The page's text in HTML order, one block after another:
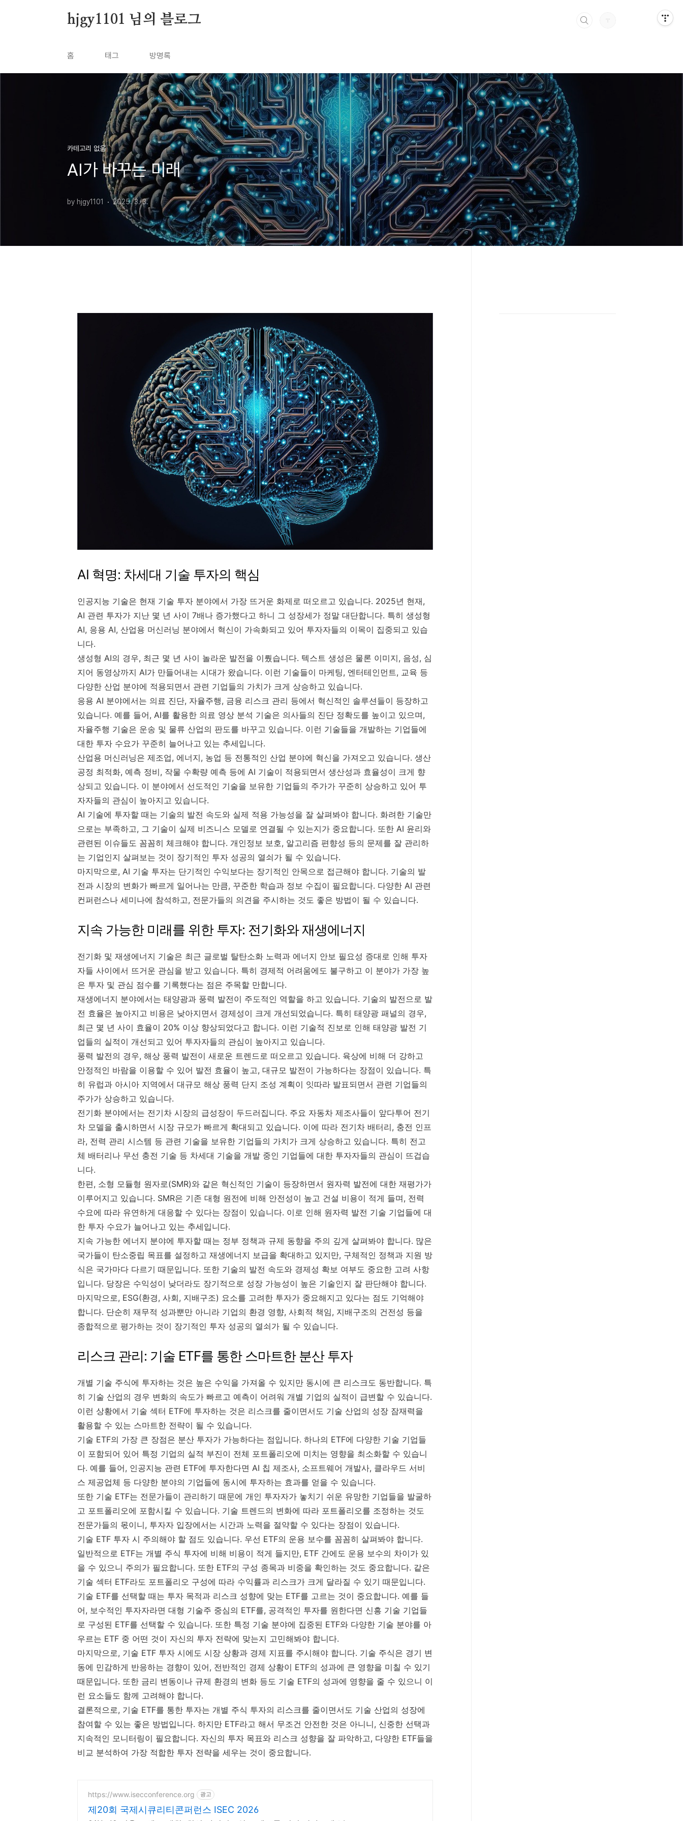
hjgy1101 님의 블로그
홈 태그 방명록
카테고리 없음
AI가 바꾸는 미래
by hjgy1101 2025. 3. 3.
AI 혁명: 차세대 기술 투자의 핵심
인공지능 기술은 현재 기술 투자 분야에서 가장 뜨거운 화제로 떠오르고 있습니다. 2025년 현재,
AI 관련 투자가 지난 몇 년 사이 7배나 증가했다고 하니 그 성장세가 정말 대단합니다. 특히 생성형
AI, 응용 AI, 산업용 머신러닝 분야에서 혁신이 가속화되고 있어 투자자들의 이목이 집중되고 있습
니다.
생성형 AI의 경우, 최근 몇 년 사이 놀라운 발전을 이뤘습니다. 텍스트 생성은 물론 이미지, 음성, 심
지어 동영상까지 AI가 만들어내는 시대가 왔습니다. 이런 기술들이 마케팅, 엔터테인먼트, 교육 등
다양한 산업 분야에 적용되면서 관련 기업들의 가치가 크게 상승하고 있습니다.
응용 AI 분야에서는 의료 진단, 자율주행, 금융 리스크 관리 등에서 혁신적인 솔루션들이 등장하고
있습니다. 예를 들어, AI를 활용한 의료 영상 분석 기술은 의사들의 진단 정확도를 높이고 있으며,
자율주행 기술은 운송 및 물류 산업의 판도를 바꾸고 있습니다. 이런 기술들을 개발하는 기업들에
대한 투자 수요가 꾸준히 늘어나고 있는 추세입니다.
산업용 머신러닝은 제조업, 에너지, 농업 등 전통적인 산업 분야에 혁신을 가져오고 있습니다. 생산
공정 최적화, 예측 정비, 작물 수확량 예측 등에 AI 기술이 적용되면서 생산성과 효율성이 크게 향
상되고 있습니다. 이 분야에서 선도적인 기술을 보유한 기업들의 주가가 꾸준히 상승하고 있어 투
자자들의 관심이 높아지고 있습니다.
AI 기술에 투자할 때는 기술의 발전 속도와 실제 적용 가능성을 잘 살펴봐야 합니다. 화려한 기술만
으로는 부족하고, 그 기술이 실제 비즈니스 모델로 연결될 수 있는지가 중요합니다. 또한 AI 윤리와
관련된 이슈들도 꼼꼼히 체크해야 합니다. 개인정보 보호, 알고리즘 편향성 등의 문제를 잘 관리하
는 기업인지 살펴보는 것이 장기적인 투자 성공의 열쇠가 될 수 있습니다.
마지막으로, AI 기술 투자는 단기적인 수익보다는 장기적인 안목으로 접근해야 합니다. 기술의 발
전과 시장의 변화가 빠르게 일어나는 만큼, 꾸준한 학습과 정보 수집이 필요합니다. 다양한 AI 관련
컨퍼런스나 세미나에 참석하고, 전문가들의 의견을 주시하는 것도 좋은 방법이 될 수 있습니다.
지속 가능한 미래를 위한 투자: 전기화와 재생에너지
전기화 및 재생에너지 기술은 최근 글로벌 탈탄소화 노력과 에너지 안보 필요성 증대로 인해 투자
자들 사이에서 뜨거운 관심을 받고 있습니다. 특히 경제적 어려움에도 불구하고 이 분야가 가장 높
은 투자 및 관심 점수를 기록했다는 점은 주목할 만합니다.
재생에너지 분야에서는 태양광과 풍력 발전이 주도적인 역할을 하고 있습니다. 기술의 발전으로 발
전 효율은 높아지고 비용은 낮아지면서 경제성이 크게 개선되었습니다. 특히 태양광 패널의 경우,
최근 몇 년 사이 효율이 20% 이상 향상되었다고 합니다. 이런 기술적 진보로 인해 태양광 발전 기
업들의 실적이 개선되고 있어 투자자들의 관심이 높아지고 있습니다.
풍력 발전의 경우, 해상 풍력 발전이 새로운 트렌드로 떠오르고 있습니다. 육상에 비해 더 강하고
안정적인 바람을 이용할 수 있어 발전 효율이 높고, 대규모 발전이 가능하다는 장점이 있습니다. 특
히 유럽과 아시아 지역에서 대규모 해상 풍력 단지 조성 계획이 잇따라 발표되면서 관련 기업들의
주가가 상승하고 있습니다.
전기화 분야에서는 전기차 시장의 급성장이 두드러집니다. 주요 자동차 제조사들이 앞다투어 전기
차 모델을 출시하면서 시장 규모가 빠르게 확대되고 있습니다. 이에 따라 전기차 배터리, 충전 인프
라, 전력 관리 시스템 등 관련 기술을 보유한 기업들의 가치가 크게 상승하고 있습니다. 특히 전고
체 배터리나 무선 충전 기술 등 차세대 기술을 개발 중인 기업들에 대한 투자자들의 관심이 뜨겁습
니다.
한편, 소형 모듈형 원자로(SMR)와 같은 혁신적인 기술이 등장하면서 원자력 발전에 대한 재평가가
이루어지고 있습니다. SMR은 기존 대형 원전에 비해 안전성이 높고 건설 비용이 적게 들며, 전력
수요에 따라 유연하게 대응할 수 있다는 장점이 있습니다. 이로 인해 원자력 발전 기술 기업들에 대
한 투자 수요가 늘어나고 있는 추세입니다.
지속 가능한 에너지 분야에 투자할 때는 정부 정책과 규제 동향을 주의 깊게 살펴봐야 합니다. 많은
국가들이 탄소중립 목표를 설정하고 재생에너지 보급을 확대하고 있지만, 구체적인 정책과 지원 방
식은 국가마다 다르기 때문입니다. 또한 기술의 발전 속도와 경제성 확보 여부도 중요한 고려 사항
입니다. 당장은 수익성이 낮더라도 장기적으로 성장 가능성이 높은 기술인지 잘 판단해야 합니다.
마지막으로, ESG(환경, 사회, 지배구조) 요소를 고려한 투자가 중요해지고 있다는 점도 기억해야
합니다. 단순히 재무적 성과뿐만 아니라 기업의 환경 영향, 사회적 책임, 지배구조의 건전성 등을
종합적으로 평가하는 것이 장기적인 투자 성공의 열쇠가 될 수 있습니다.
리스크 관리: 기술 ETF를 통한 스마트한 분산 투자
개별 기술 주식에 투자하는 것은 높은 수익을 가져올 수 있지만 동시에 큰 리스크도 동반합니다. 특
히 기술 산업의 경우 변화의 속도가 빠르고 예측이 어려워 개별 기업의 실적이 급변할 수 있습니다.
이런 상황에서 기술 섹터 ETF에 투자하는 것은 리스크를 줄이면서도 기술 산업의 성장 잠재력을
활용할 수 있는 스마트한 전략이 될 수 있습니다.
기술 ETF의 가장 큰 장점은 분산 투자가 가능하다는 점입니다. 하나의 ETF에 다양한 기술 기업들
이 포함되어 있어 특정 기업의 실적 부진이 전체 포트폴리오에 미치는 영향을 최소화할 수 있습니
다. 예를 들어, 인공지능 관련 ETF에 투자한다면 AI 칩 제조사, 소프트웨어 개발사, 클라우드 서비
스 제공업체 등 다양한 분야의 기업들에 동시에 투자하는 효과를 얻을 수 있습니다.
또한 기술 ETF는 전문가들이 관리하기 때문에 개인 투자자가 놓치기 쉬운 유망한 기업들을 발굴하
고 포트폴리오에 포함시킬 수 있습니다. 기술 트렌드의 변화에 따라 포트폴리오를 조정하는 것도
전문가들의 몫이니, 투자자 입장에서는 시간과 노력을 절약할 수 있다는 장점이 있습니다.
기술 ETF 투자 시 주의해야 할 점도 있습니다. 우선 ETF의 운용 보수를 꼼꼼히 살펴봐야 합니다.
일반적으로 ETF는 개별 주식 투자에 비해 비용이 적게 들지만, ETF 간에도 운용 보수의 차이가 있
을 수 있으니 주의가 필요합니다. 또한 ETF의 구성 종목과 비중을 확인하는 것도 중요합니다. 같은
기술 섹터 ETF라도 포트폴리오 구성에 따라 수익률과 리스크가 크게 달라질 수 있기 때문입니다.
기술 ETF를 선택할 때는 투자 목적과 리스크 성향에 맞는 ETF를 고르는 것이 중요합니다. 예를 들
어, 보수적인 투자자라면 대형 기술주 중심의 ETF를, 공격적인 투자를 원한다면 신흥 기술 기업들
로 구성된 ETF를 선택할 수 있습니다. 또한 특정 기술 분야에 집중된 ETF와 다양한 기술 분야를 아
우르는 ETF 중 어떤 것이 자신의 투자 전략에 맞는지 고민해봐야 합니다.
마지막으로, 기술 ETF 투자 시에도 시장 상황과 경제 지표를 주시해야 합니다. 기술 주식은 경기 변
동에 민감하게 반응하는 경향이 있어, 전반적인 경제 상황이 ETF의 성과에 큰 영향을 미칠 수 있기
때문입니다. 또한 금리 변동이나 규제 환경의 변화 등도 기술 ETF의 성과에 영향을 줄 수 있으니 이
런 요소들도 함께 고려해야 합니다.
결론적으로, 기술 ETF를 통한 투자는 개별 주식 투자의 리스크를 줄이면서도 기술 산업의 성장에
참여할 수 있는 좋은 방법입니다. 하지만 ETF라고 해서 무조건 안전한 것은 아니니, 신중한 선택과
지속적인 모니터링이 필요합니다. 자신의 투자 목표와 리스크 성향을 잘 파악하고, 다양한 ETF들을
비교 분석하여 가장 적합한 투자 전략을 세우는 것이 중요합니다.
https://www.isecconference.org 광고
제20회 국제시큐리티콘퍼런스 ISEC 2026